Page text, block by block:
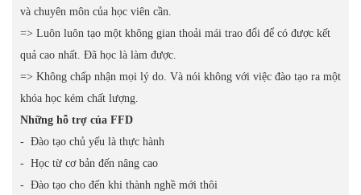
và chuyên môn của học viên cần.
=> Luôn luôn tạo một không gian thoải mái trao đổi để có được kết
quả cao nhất. Đã học là làm được.
=> Không chấp nhận mọi lý do. Và nói không với việc đào tạo ra một
khóa học kém chất lượng.
Những hỗ trợ của FFD
- Đào tạo chủ yếu là thực hành
- Học từ cơ bản đến nâng cao
- Đào tạo cho đến khi thành nghề mới thôi